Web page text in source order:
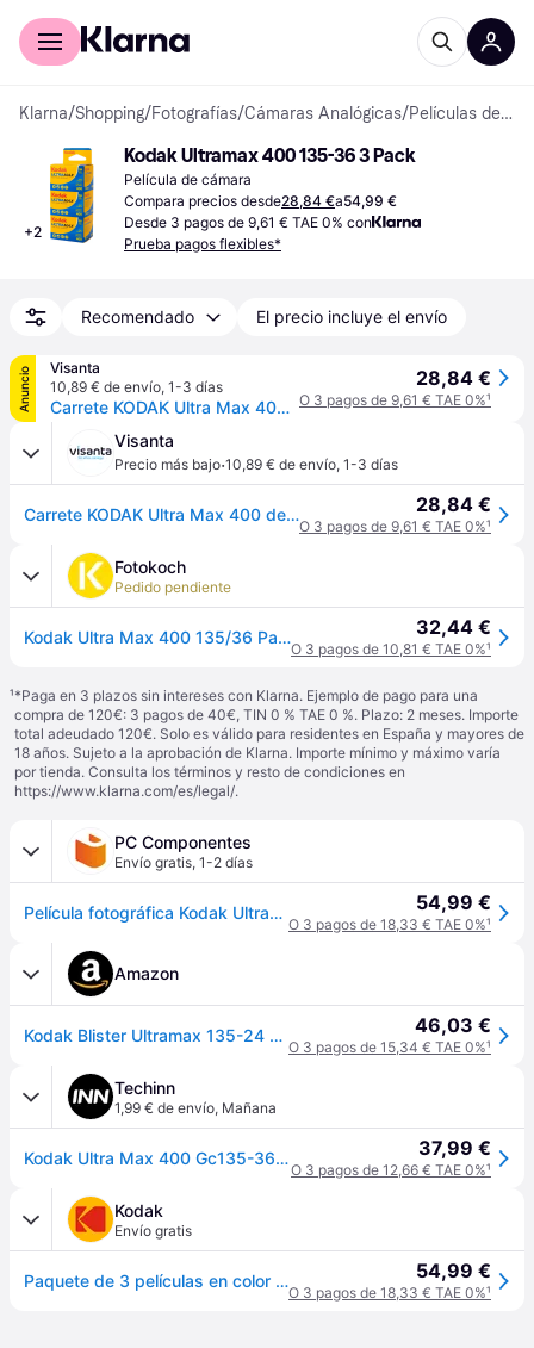
Comprar con Klarna
Klarna/Shopping/Fotografías/Cámaras Analógicas/ Películas de cámara
+2
Kodak Ultramax 400 135-36 3 Pack
Película de cámara
Compara precios desde28,84 €a54,99 €
Desde 3 pagos de 9,61 € TAE 0% con
Prueba pagos flexibles*
Recomendado El precio incluye el envío
Anuncio
Visanta
10,89 € de envío, 1-3 días
Carrete KODAK Ultra Max 400 de 36 exp Pack 3
28,84 €
O 3 pagos de 9,61 € TAE 0%¹
Visanta
Precio más bajo·10,89 € de envío, 1-3 días
Carrete KODAK Ultra Max 400 de 36 exp Pack 3 28,84 €
O 3 pagos de 9,61 € TAE 0%¹
Fotokoch
Pedido pendiente
Kodak Ultra Max 400 135/36 Paquete de 3 películas de 35 mm 32,44 €
O 3 pagos de 10,81 € TAE 0%¹
¹*Paga en 3 plazos sin intereses con Klarna. Ejemplo de pago para una
compra de 120€: 3 pagos de 40€, TIN 0 % TAE 0 %. Plazo: 2 meses. Importe
total adeudado 120€. Solo es válido para residentes en España y mayores de
18 años. Sujeto a la aprobación de Klarna. Importe mínimo y máximo varía
por tienda. Consulta los términos y resto de condiciones en
https://www.klarna.com/es/legal/.
PC Componentes
Envío gratis, 1-2 días
Película fotográfica Kodak UltraMax 135-24 ISO 400 36 exposiciones Pack 3 unidades 54,99 €
O 3 pagos de 18,33 € TAE 0%¹
Amazon
Kodak Blister Ultramax 135-24 Tpack - Pack de 3 Pellicules 35mm, ISO 400, 36 Exposiciones, Idéales pour Photos en Intérieur et en Extérieur 46,03 €
O 3 pagos de 15,34 € TAE 0%¹
Techinn
1,99 € de envío, Mañana
Kodak Ultra Max 400 Gc135-36-v 3 Pack Reel Transparente 37,99 €
O 3 pagos de 12,66 € TAE 0%¹
Kodak
Envío gratis
Paquete de 3 películas en color - Kodak UltraMax 400 35mm - 36 hojas 54,99 €
O 3 pagos de 18,33 € TAE 0%¹